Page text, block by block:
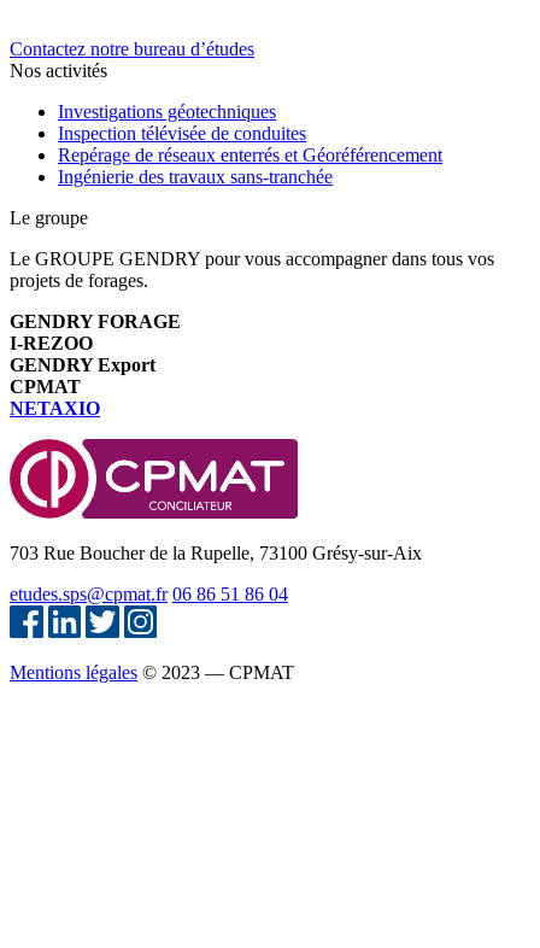
Contactez notre bureau d’études
Nos activités
Investigations géotechniques
Inspection télévisée de conduites
Repérage de réseaux enterrés et Géoréférencement
Ingénierie des travaux sans-tranchée
Le groupe
Le GROUPE GENDRY pour vous accompagner dans tous vos
projets de forages.
GENDRY FORAGE
I-REZOO
GENDRY Export
CPMAT
NETAXIO
703 Rue Boucher de la Rupelle, 73100 Grésy-sur-Aix
etudes.sps@cpmat.fr 06 86 51 86 04
Mentions légales © 2023 — CPMAT